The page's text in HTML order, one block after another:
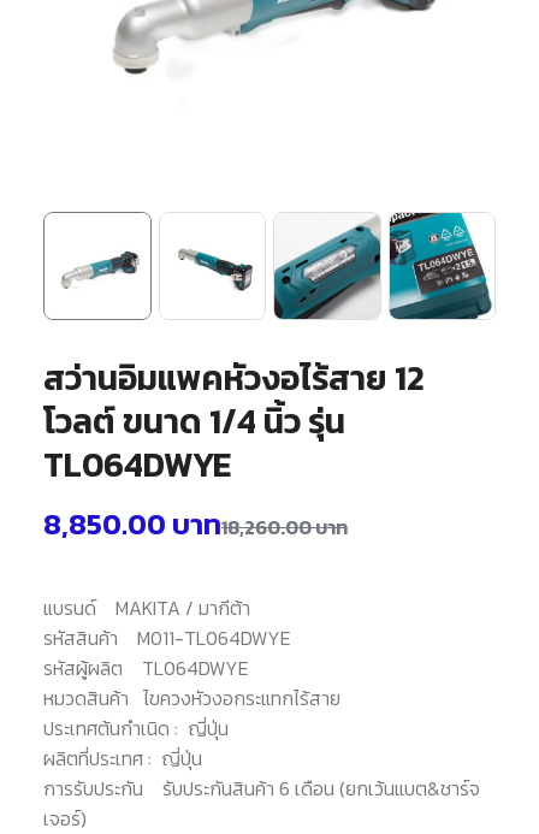
สว่านอิมแพคหัวงอไร้สาย 12
โวลต์ ขนาด 1/4 นิ้ว รุ่น
TL064DWYE
18,260.00บาท
8,850.00 บาท
แบรนด์ MAKITA / มากีต้า
รหัสสินค้า M011-TL064DWYE
รหัสผู้ผลิต TL064DWYE
หมวดสินค้า ไขควงหัวงอกระแทกไร้สาย
ประเทศต้นกำเนิด : ญี่ปุ่น
ผลิตที่ประเทศ : ญี่ปุ่น
การรับประกัน รับประกันสินค้า 6 เดือน (ยกเว้นแบต&ชาร์จ
เจอร์)